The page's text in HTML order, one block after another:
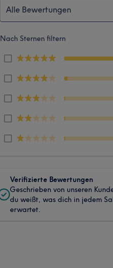
Alle Bewertungen
Nach Sternen filtern
Verifizierte Bewertungen
Geschrieben von unseren
du weißt, was dich in jedem
erwartet.